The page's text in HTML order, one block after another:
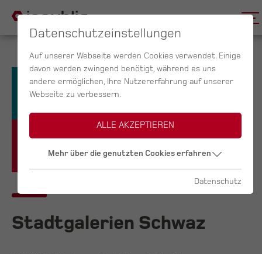
Stadtgalerien Schwaz
Datenschutzeinstellungen
Auf unserer Webseite werden Cookies verwendet. Einige
davon werden zwingend benötigt, während es uns
andere ermöglichen, Ihre Nutzererfahrung auf unserer
Webseite zu verbessern.
ALLE AKZEPTIEREN
Mehr über die genutzten Cookies erfahren
Datenschutz